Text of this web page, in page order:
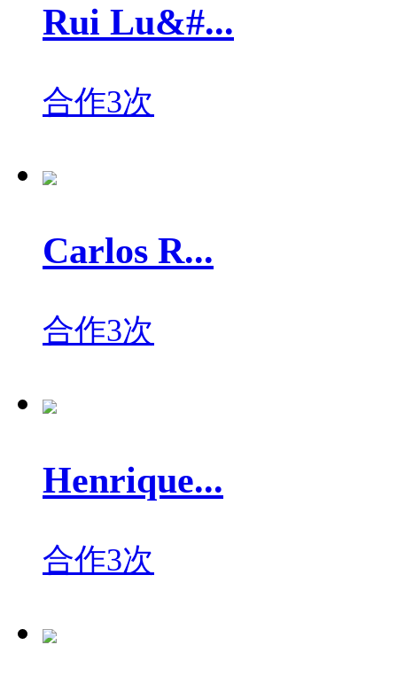
Rui Lu&#...
合作3次
Carlos R...
合作3次
Henrique...
合作3次